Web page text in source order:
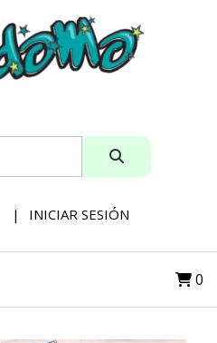
INICIAR SESIÓN
0